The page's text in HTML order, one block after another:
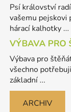
Psí království
vašemu pejskovi
hárací kalhotky ...
VÝBAVA PRO
Výbava pro
všechno
základní ...
ARCHIV